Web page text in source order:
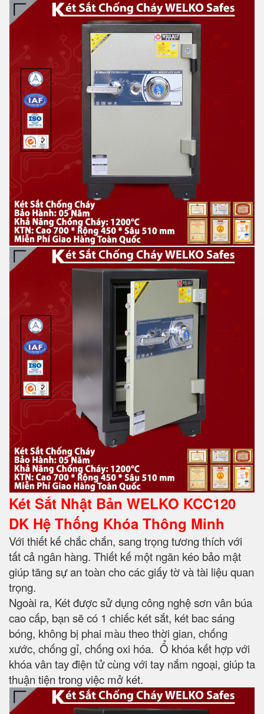
Két Sắt Nhật Bản WELKO KCC120
DK Hệ Thống Khóa Thông Minh
Với thiết kế chắc chắn, sang trọng tương thích với
tất cả ngân hàng. Thiết kế một ngăn kéo bảo mật
giúp tăng sự an toàn cho các giấy tờ và tài liệu quan
trọng.
Ngoài ra, Két được sử dụng công nghệ sơn vân búa
cao cấp, bạn sẽ có 1 chiếc két sắt, két bac sáng
bóng, không bị phai màu theo thời gian, chống
xước, chống gỉ, chống oxi hóa. Ổ khóa kết hợp với
khóa vân tay điện tử cùng với tay nắm ngoại, giúp ta
thuận tiện trong việc mở két.